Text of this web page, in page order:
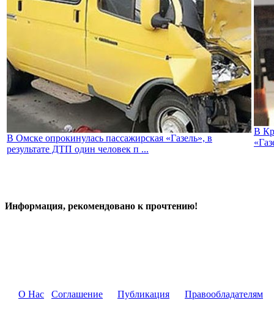
В Омске опрокинулась пассажирская «Газель», в
результате ДТП один человек п ...
В
Информация, рекомендовано к прочтению!
О Нас Соглашение Публикация Правообладателям